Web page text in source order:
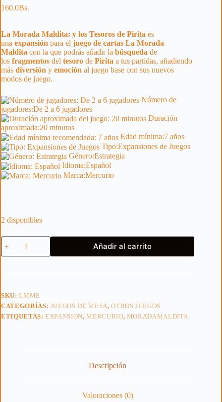
160.0Bs.
La Morada Maldita: y los Tesoros de Pirita es
una expansión para el juego de cartas La Morada
Maldita con la que podrás añadir la búsqueda de
los fragmentos del tesoro de Pirita a tus partidas, añadiendo
más diversión y emoción al juego base con sus nuevos
modos de juego.
Número de
jugadores:De 2 a 6 jugadores
Duración
aproximada:20 minutos
Edad mínima:7 años
Tipo:Expansiones de Juegos
Género:Estrategia
Idioma:Español
Marca:Mercurio
2 disponibles
La
Morada
Maldita:
Pirita
cantidad
Añadir al carrito
SKU:LMME
CATEGORÍAS: JUEGOS DE MESA,OTROS JUEGOS
ETIQUETAS:EXPANSION,MERCURIO, MORADAMALDITA
Descripción
Valoraciones (0)